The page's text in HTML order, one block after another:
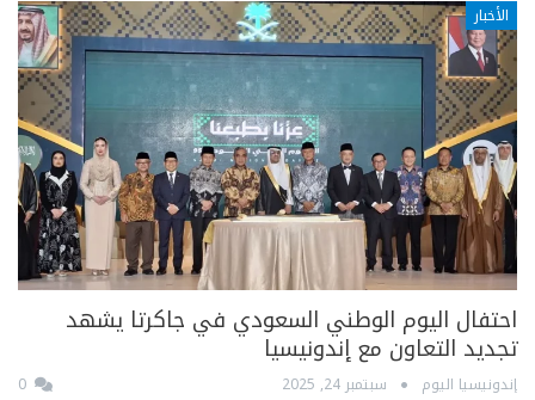
الأخبار
احتفال اليوم الوطني السعودي في جاكرتا يشهد
تجديد التعاون مع إندونيسيا
إندونيسيا اليوم سبتمبر 24, 2025